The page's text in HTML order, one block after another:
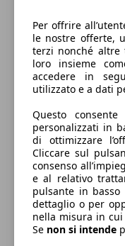
GPL
Carburante
139 g/km
Emissioni di CO2
Per offrire
le nostre offerte,
terzi nonché altre
loro insieme
accedere in
utilizzato e a dati
Questo
personalizzati in
di ottimizzare
Cliccare sul
consenso
e al relativo
pulsante in
dettaglio o per
nella misura in
Se non si intende